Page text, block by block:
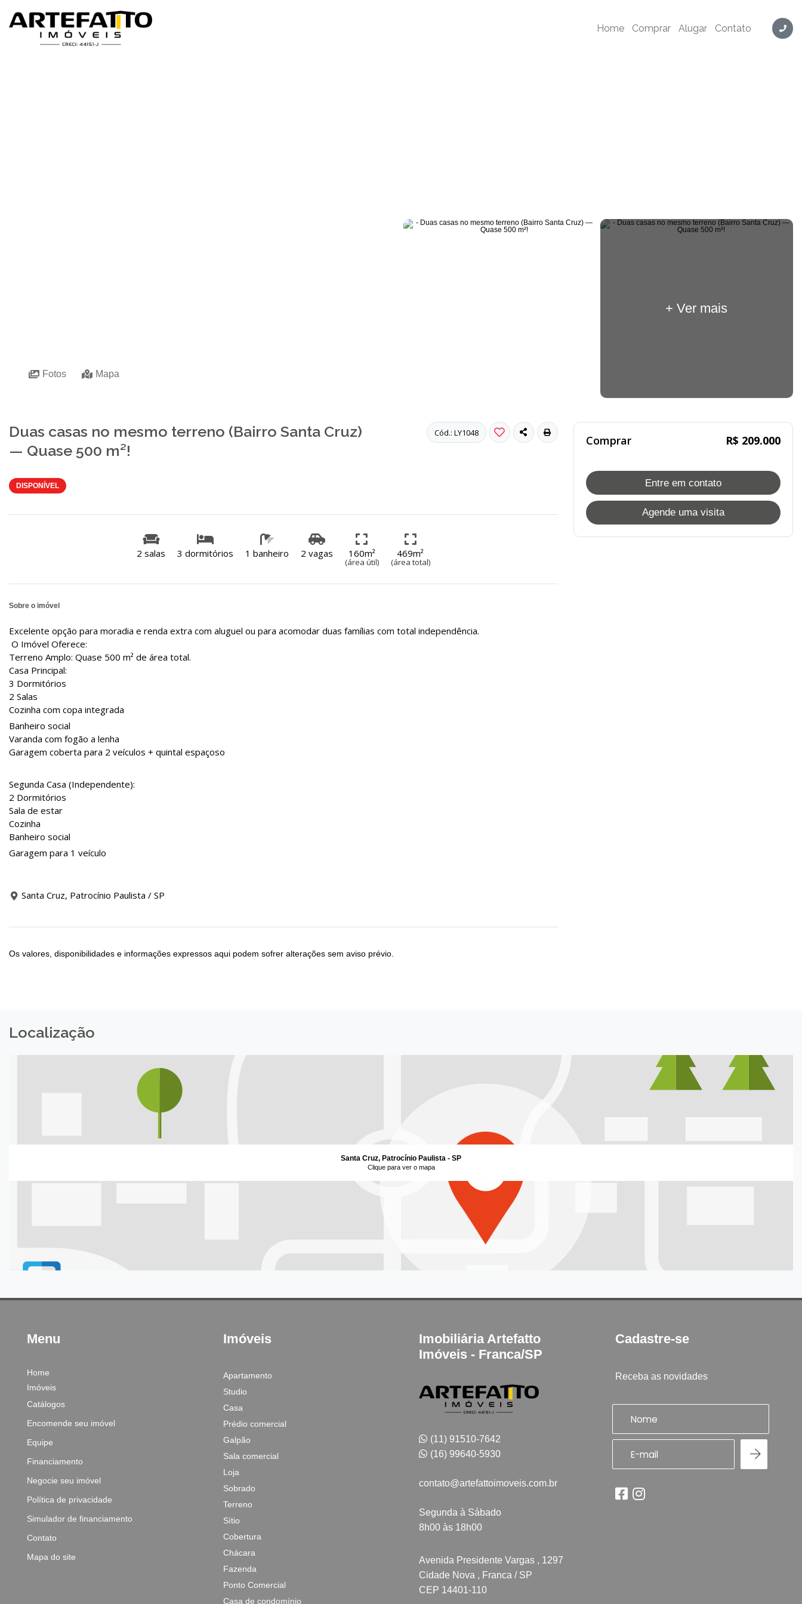
Home Comprar Alugar Contato
Home / Imóveis à venda / Casa / Patrocínio Paulista
Fotos Mapa
+ Ver mais
Cód.: LY1048
Duas casas no mesmo terreno (Bairro Santa Cruz)
— Quase 500 m²!
DISPONÍVEL
2 salas 3 dormitórios 1 banheiro 2 vagas 160m²
(área útil)
469m²
(área total)
Sobre o imóvel
Excelente opção para moradia e renda extra com aluguel ou para acomodar duas famílias com total independência.
O Imóvel Oferece:
Terreno Amplo: Quase 500 m² de área total.
Casa Principal:
3 Dormitórios
2 Salas
Cozinha com copa integrada
Banheiro social
Varanda com fogão a lenha
Garagem coberta para 2 veículos + quintal espaçoso
Segunda Casa (Independente):
2 Dormitórios
Sala de estar
Cozinha
Banheiro social
Garagem para 1 veículo
Santa Cruz, Patrocínio Paulista / SP
Os valores, disponibilidades e informações expressos aqui podem sofrer alterações sem aviso prévio.
Comprar R$ 209.000
Entre em contato
Agende uma visita
Localização
Santa Cruz, Patrocínio Paulista - SP
Clique para ver o mapa
Menu
Home
Imóveis
Catálogos
Encomende seu imóvel
Equipe
Financiamento
Negocie seu imóvel
Política de privacidade
Simulador de financiamento
Contato
Mapa do site
Imóveis
Apartamento
Studio
Casa
Prédio comercial
Galpão
Sala comercial
Loja
Sobrado
Terreno
Sítio
Cobertura
Chácara
Fazenda
Ponto Comercial
Casa de condomínio
Imobiliária Artefatto
Imóveis - Franca/SP
(11) 91510-7642
(16) 99640-5930
contato@artefattoimoveis.com.br
Segunda à Sábado
8h00 às 18h00
Avenida Presidente Vargas , 1297
Cidade Nova , Franca / SP
CEP 14401-110
Cadastre-se
Receba as novidades